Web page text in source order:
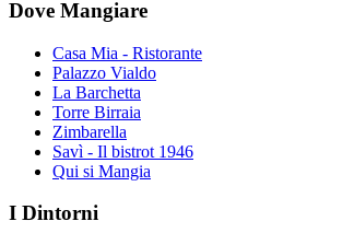
Dove Mangiare
Casa Mia - Ristorante
Palazzo Vialdo
La Barchetta
Torre Birraia
Zimbarella
Savì - Il bistrot 1946
Qui si Mangia
I Dintorni